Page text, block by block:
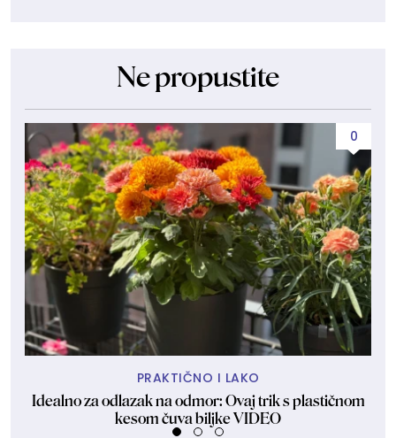
Ne propustite
0
PRAKTIČNO I LAKO
Idealno za odlazak na odmor: Ovaj trik s plastičnom
kesom čuva biljke VIDEO